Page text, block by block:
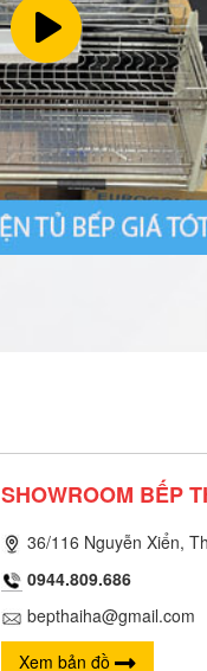
SHOWROOM BẾP
36/116 Nguyễn Xiển,
0944.809.686
bepthaiha@gmail.com
Xem bản đồ